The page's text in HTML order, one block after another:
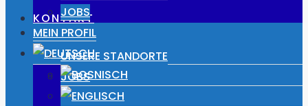
KONTAKT
UNSERE STANDORTE
JOBS
JOBS
MEIN PROFIL